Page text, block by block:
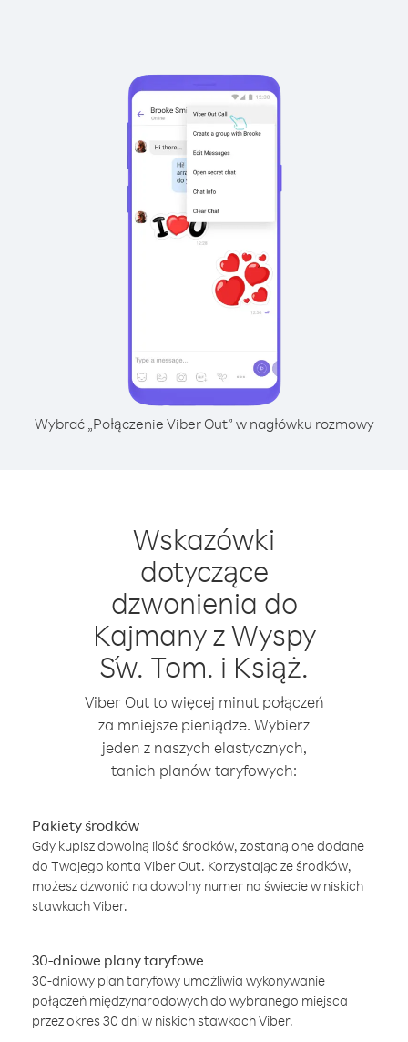
Wybrać „Połączenie Viber Out” w nagłówku rozmowy
Wskazówki
dotyczące
dzwonienia do
Kajmany z Wyspy
Św. Tom. i Książ.
Viber Out to więcej minut połączeń
za mniejsze pieniądze. Wybierz
jeden z naszych elastycznych,
tanich planów taryfowych:
Pakiety środków
Gdy kupisz dowolną ilość środków, zostaną one dodane
do Twojego konta Viber Out. Korzystając ze środków,
możesz dzwonić na dowolny numer na świecie w niskich
stawkach Viber.
30-dniowe plany taryfowe
30-dniowy plan taryfowy umożliwia wykonywanie
połączeń międzynarodowych do wybranego miejsca
przez okres 30 dni w niskich stawkach Viber.